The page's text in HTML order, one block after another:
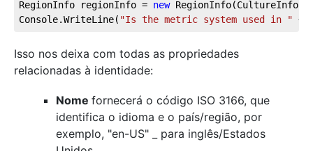
RegionInfo regionInfo = new
Console.WriteLine( "Is the metric system used in " +
Isso nos deixa com todas as propriedades
relacionadas à identidade:
Nome fornecerá o código ISO 3166, que
identifica o idioma e o país/região, por
exemplo, "en-US" _ para inglês/Estados